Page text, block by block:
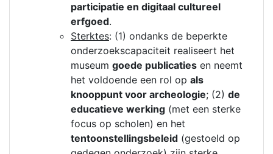
participatie en digitaal cultureel
erfgoed.
Sterktes: (1) ondanks de beperkte
onderzoekscapaciteit realiseert het
museum goede publicaties en neemt
het voldoende een rol op als
knooppunt voor archeologie; (2) de
educatieve werking (met een sterke
focus op scholen) en het
tentoonstellingsbeleid (gestoeld op